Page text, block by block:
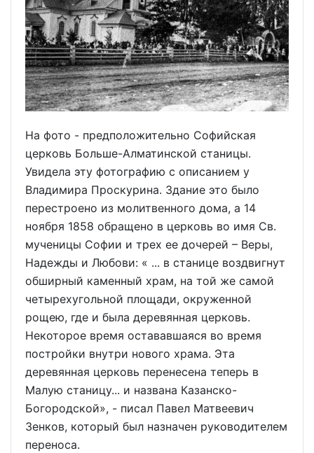
На фото - предположительно Софийская
церковь Больше-Алматинской станицы.
Увидела эту фотографию с описанием у
Владимира Проскурина. Здание это было
перестроено из молитвенного дома, а 14
ноября 1858 обращено в церковь во имя Св.
мученицы Софии и трех ее дочерей – Веры,
Надежды и Любови: « ... в станице воздвигнут
обширный каменный храм, на той же самой
четырехугольной площади, окруженной
рощею, где и была деревянная церковь.
Некоторое время остававшаяся во время
постройки внутри нового храма. Эта
деревянная церковь перенесена теперь в
Малую станицу... и названа Казанско-
Богородской», - писал Павел Матвеевич
Зенков, который был назначен руководителем
переноса.